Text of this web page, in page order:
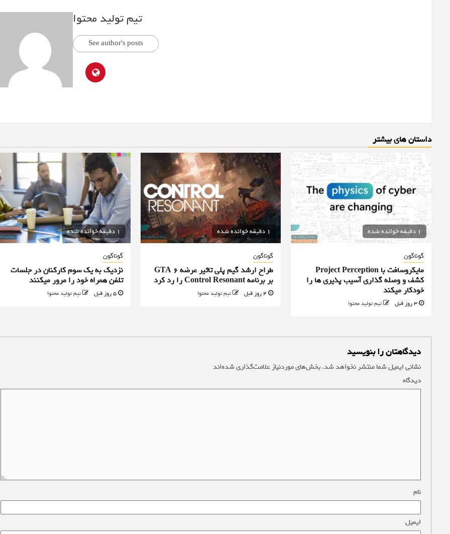
تیم تولید محتوا
See author's posts
داستان های بیشتر
1 دقیقه خوانده شده
گوناگون
مایکروسافت با Project Perception
کشف و وصله گذاری آسیب پذیری ها را
خودکار میکند
تیم تولید محتوا
1 دقیقه خوانده شده
گوناگون
طراح ارشد گیم پلی تاثیر عرضه GTA 6
بر برنامه Control Resonant را رد کرد
4 روز قبل تیم تولید محتوا
1 دقیقه خوانده شده
گوناگون
نزدیک به یک سوم کارکنان در جلسات
تلفن همراه خود را مرور میکنند
5 روز قبل تیم تولید محتوا
دیدگاهتان را بنویسید
نشانی ایمیل شما منتشر نخواهد شد.بخش‌های موردنیاز علامت‌گذاری شده‌اند
دیدگاه
نام
ایمیل